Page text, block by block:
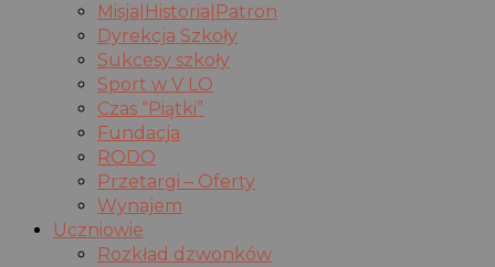
Misja|Historia|Patron
Dyrekcja Szkoły
Sukcesy szkoły
Sport w V LO
Czas “Piątki”
Fundacja
RODO
Przetargi – Oferty
Wynajem
Uczniowie
Rozkład dzwonków